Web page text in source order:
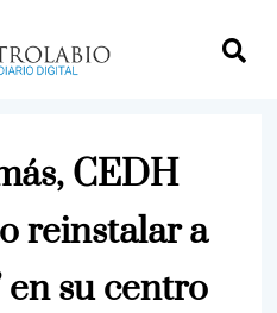
CEDH
reinstalar a
en su centro